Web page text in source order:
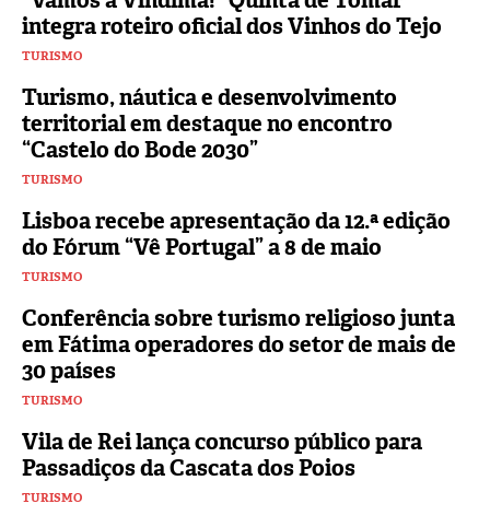
integra roteiro oficial dos Vinhos do Tejo
TURISMO
Turismo, náutica e desenvolvimento
territorial em destaque no encontro
“Castelo do Bode 2030”
TURISMO
Lisboa recebe apresentação da 12.ª edição
do Fórum “Vê Portugal” a 8 de maio
TURISMO
Conferência sobre turismo religioso junta
em Fátima operadores do setor de mais de
30 países
TURISMO
Vila de Rei lança concurso público para
Passadiços da Cascata dos Poios
TURISMO